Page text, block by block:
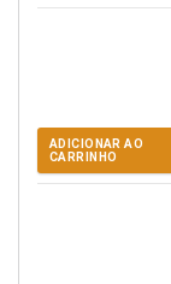
ADICIONAR AO
CARRINHO